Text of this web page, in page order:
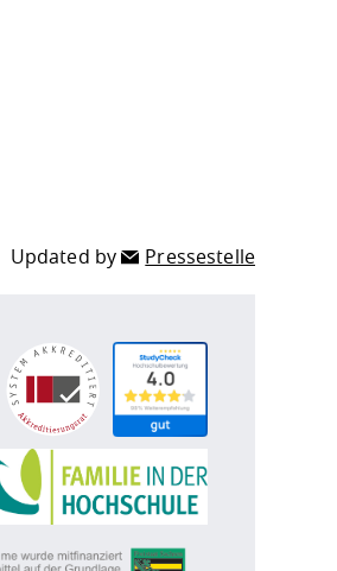
Updated by Pressestelle